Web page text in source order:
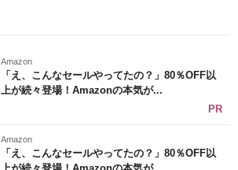
Amazon
「え、こんなセールやってたの？」80％OFF以
上が続々登場！Amazonの本気が...
PR
Amazon
「え、こんなセールやってたの？」80％OFF以